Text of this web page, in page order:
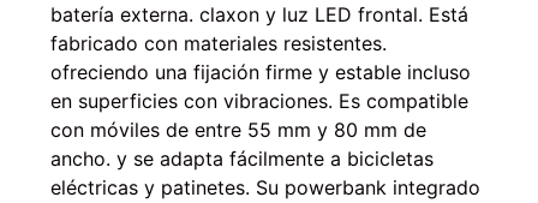
batería externa. claxon y luz LED frontal. Está
fabricado con materiales resistentes.
ofreciendo una fijación firme y estable incluso
en superficies con vibraciones. Es compatible
con móviles de entre 55 mm y 80 mm de
ancho. y se adapta fácilmente a bicicletas
eléctricas y patinetes. Su powerbank integrado